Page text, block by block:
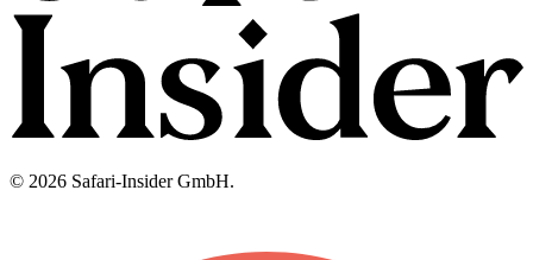
© 2026 Safari-Insider GmbH.